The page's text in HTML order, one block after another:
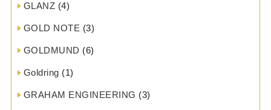
GLANZ (4)
GOLD NOTE (3)
GOLDMUND (6)
Goldring (1)
GRAHAM ENGINEERING (3)